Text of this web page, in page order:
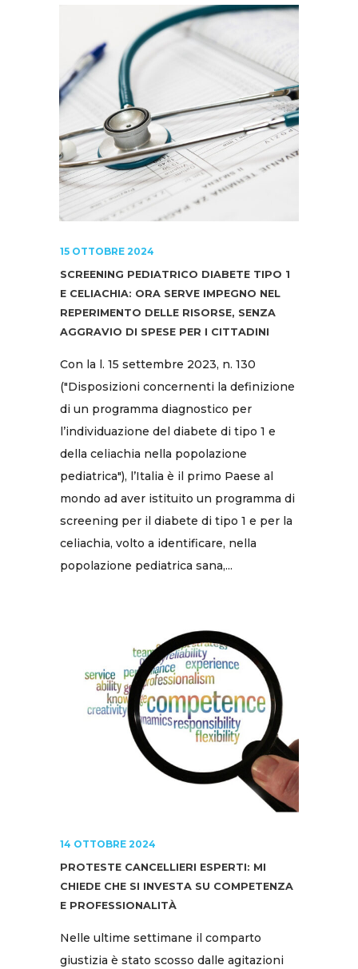
15 OTTOBRE 2024
SCREENING PEDIATRICO DIABETE TIPO 1
E CELIACHIA: ORA SERVE IMPEGNO NEL
REPERIMENTO DELLE RISORSE, SENZA
AGGRAVIO DI SPESE PER I CITTADINI
Con la l. 15 settembre 2023, n. 130
("Disposizioni concernenti la definizione
di un programma diagnostico per
l’individuazione del diabete di tipo 1 e
della celiachia nella popolazione
pediatrica"), l’Italia è il primo Paese al
mondo ad aver istituito un programma di
screening per il diabete di tipo 1 e per la
celiachia, volto a identificare, nella
popolazione pediatrica sana,...
14 OTTOBRE 2024
PROTESTE CANCELLIERI ESPERTI: MI
CHIEDE CHE SI INVESTA SU COMPETENZA
E PROFESSIONALITÀ
Nelle ultime settimane il comparto
giustizia è stato scosso dalle agitazioni